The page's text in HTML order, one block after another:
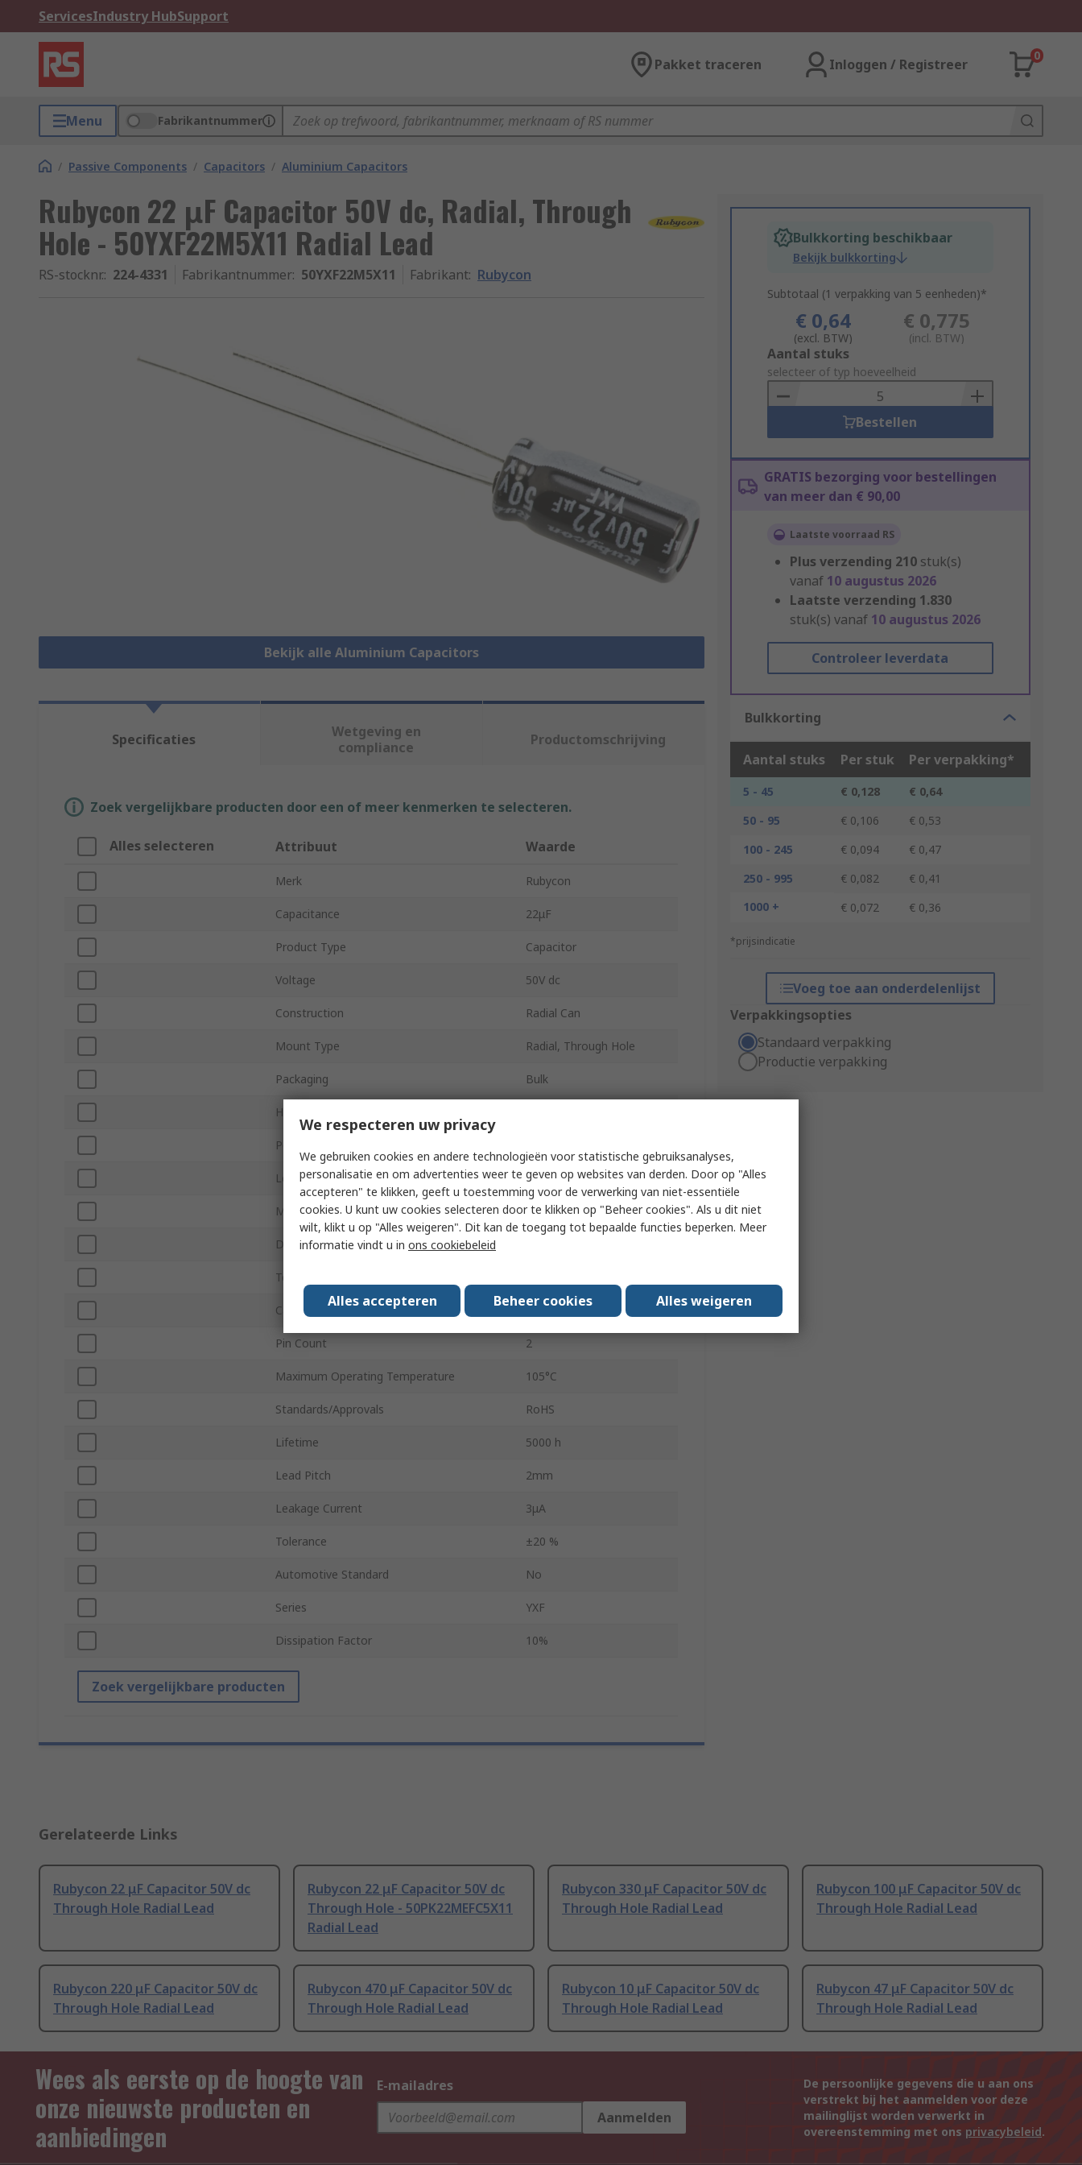
ServicesIndustry HubSupport
Pakket traceren Inloggen / Registreer
0
Menu Fabrikantnummer
/ Passive Components / Capacitors / Aluminium Capacitors
Rubycon 22 μF Capacitor 50V dc, Radial, Through
Hole - 50YXF22M5X11 Radial Lead
RS-stocknr.: 224-4331 Fabrikantnummer: 50YXF22M5X11 Fabrikant: Rubycon
Bekijk alle Aluminium Capacitors
Bulkkorting beschikbaar
Bekijk bulkkorting
Subtotaal (1 verpakking van 5 eenheden)*
€ 0,64
(excl. BTW)
€ 0,775
(incl. BTW)
Add
to
Basket
Aantal stuks
selecteer of typ hoeveelheid
Bestellen
GRATIS bezorging voor bestellingen
van meer dan € 90,00
Laatste voorraad RS
Plus verzending 210 stuk(s)
vanaf 10 augustus 2026
Laatste verzending 1.830
stuk(s) vanaf 10 augustus 2026
Controleer leverdata
Bulkkorting
Aantal stuks Per stuk Per verpakking*
5 - 45 € 0,128
€ 0,64
50 - 95
€ 0,106
€ 0,53
100 - 245
€ 0,094
€ 0,47
250 - 995
€ 0,082
€ 0,41
1000 +
€ 0,072 € 0,36
*prijsindicatie
Voeg toe aan onderdelenlijst
Verpakkingsopties
Standaard verpakking
Productie verpakking
Specificaties
Wetgeving en
compliance
Productomschrijving
Zoek vergelijkbare producten door een of meer kenmerken te selecteren.
Alles selecteren Attribuut Waarde
Merk Rubycon
Capacitance 22μF
Product Type Capacitor
Voltage 50V dc
Construction Radial Can
Mount Type Radial, Through Hole
Packaging Bulk
Height
Polarity
Length 11mm
Minimum Operating Temperature -40°C
Diameter
Termination Type
Capacitor Ripple Current 150mA
Pin Count 2
Maximum Operating Temperature 105°C
Standards/Approvals RoHS
Lifetime 5000 h
Lead Pitch 2mm
Leakage Current 3μA
Tolerance ±20 %
Automotive Standard No
Series YXF
Dissipation Factor 10%
Zoek vergelijkbare producten
Gerelateerde Links
Rubycon 22 μF Capacitor 50V dc
Through Hole Radial Lead
Rubycon 22 μF Capacitor 50V dc
Through Hole - 50PK22MEFC5X11
Radial Lead
Rubycon 330 μF Capacitor 50V dc
Through Hole Radial Lead
Rubycon 100 μF Capacitor 50V dc
Through Hole Radial Lead
Rubycon 220 μF Capacitor 50V dc
Through Hole Radial Lead
Rubycon 470 μF Capacitor 50V dc
Through Hole Radial Lead
Rubycon 10 μF Capacitor 50V dc
Through Hole Radial Lead
Rubycon 47 μF Capacitor 50V dc
Through Hole Radial Lead
Wees als eerste op de hoogte van
onze nieuwste producten en
aanbiedingen
E-mailadres
Aanmelden
De persoonlijke gegevens die u aan ons
verstrekt bij het aanmelden voor deze
mailinglijst worden verwerkt in
overeenstemming met ons privacybeleid.
We respecteren uw privacy
We gebruiken cookies en andere technologieën voor statistische gebruiksanalyses,
personalisatie en om advertenties weer te geven op websites van derden. Door op "Alles
accepteren" te klikken, geeft u toestemming voor de verwerking van niet-essentiële
cookies. U kunt uw cookies selecteren door te klikken op "Beheer cookies". Als u dit niet
wilt, klikt u op "Alles weigeren". Dit kan de toegang tot bepaalde functies beperken. Meer
informatie vindt u in ons cookiebeleid
Alles accepteren Beheer cookies Alles weigeren